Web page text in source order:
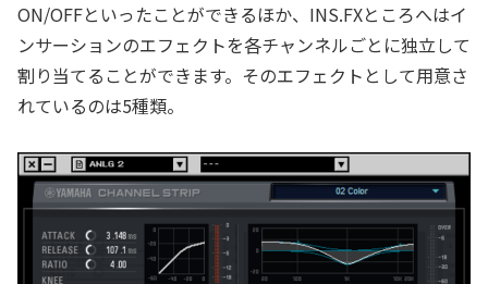
ON/OFFといったことができるほか、INS.FXところへはイ
ンサーションのエフェクトを各チャンネルごとに独立して
割り当てることができます。そのエフェクトとして用意さ
れているのは5種類。